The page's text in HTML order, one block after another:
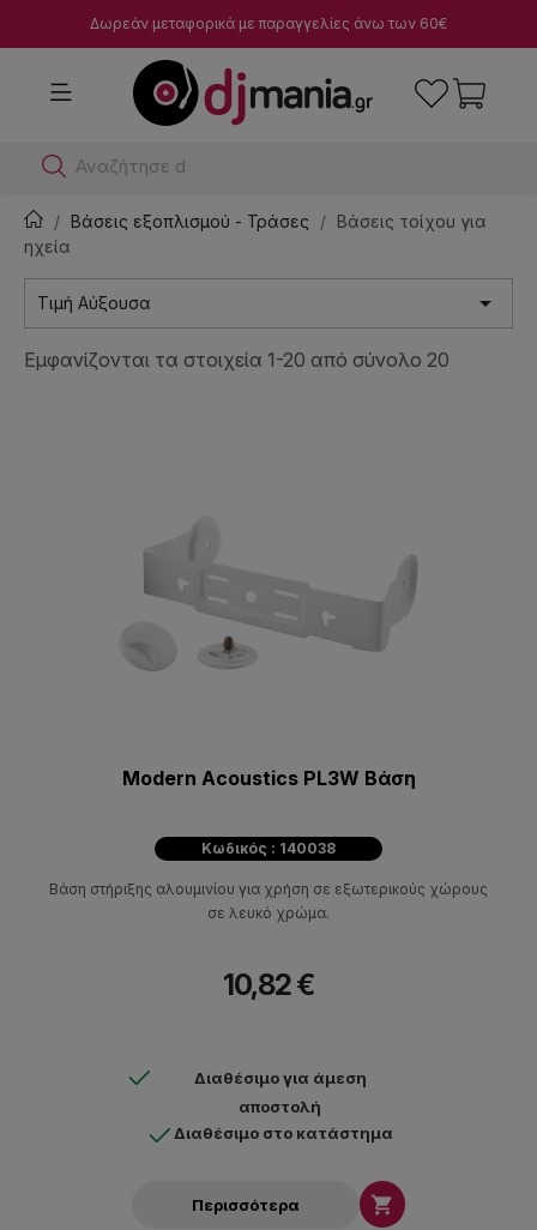
Δωρεάν μεταφορικά με παραγγελίες άνω των 60€
Αναζήτησε dj μίκτες
Βάσεις εξοπλισμού - Τράσες
Βάσεις τοίχου για
ηχεία
Τιμή Αύξουσα 
Εμφανίζονται τα στοιχεία 1-20 από σύνολο 20
Modern Acoustics PL3W Βάση
Κωδικός : 140038
Βάση στήριξης αλουμινίου για χρήση σε εξωτερικούς χώρους
σε λευκό χρώμα.
10,82 €
Διαθέσιμο για άμεση
αποστολή
Διαθέσιμο στο κατάστημα
Περισσότερα 